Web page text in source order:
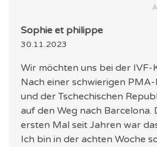
Sophie et philippe
30.11.2023
Wir möchten uns bei der IVF-
Nach einer schwierigen
und der Tschechischen
auf den Weg nach Barcelona.
ersten Mal seit Jahren war
Ich bin in der achten Woche